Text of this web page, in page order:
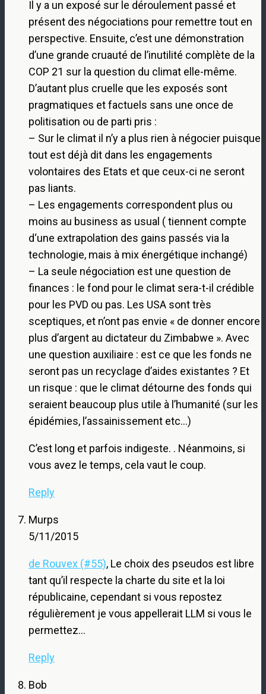
Il y a un exposé sur le déroulement passé et
présent des négociations pour remettre tout en
perspective. Ensuite, c’est une démonstration
d’une grande cruauté de l’inutilité complète de la
COP 21 sur la question du climat elle-même.
D’autant plus cruelle que les exposés sont
pragmatiques et factuels sans une once de
politisation ou de parti pris :
– Sur le climat il n’y a plus rien à négocier puisque
tout est déjà dit dans les engagements
volontaires des Etats et que ceux-ci ne seront
pas liants.
– Les engagements correspondent plus ou
moins au business as usual ( tiennent compte
d‘une extrapolation des gains passés via la
technologie, mais à mix énergétique inchangé)
– La seule négociation est une question de
finances : le fond pour le climat sera-t-il crédible
pour les PVD ou pas. Les USA sont très
sceptiques, et n’ont pas envie « de donner encore
plus d’argent au dictateur du Zimbabwe ». Avec
une question auxiliaire : est ce que les fonds ne
seront pas un recyclage d’aides existantes ? Et
un risque : que le climat détourne des fonds qui
seraient beaucoup plus utile à l’humanité (sur les
épidémies, l’assainissement etc…)
C’est long et parfois indigeste. . Néanmoins, si
vous avez le temps, cela vaut le coup.
Reply
Murps
5/11/2015
de Rouvex (#55), Le choix des pseudos est libre
tant qu’il respecte la charte du site et la loi
républicaine, cependant si vous repostez
régulièrement je vous appellerait LLM si vous le
permettez…
Reply
Bob